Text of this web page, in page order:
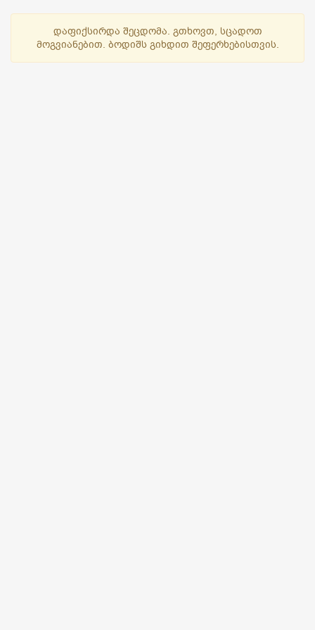
დაფიქსირდა შეცდომა. გთხოვთ, სცადოთ
მოგვიანებით. ბოდიშს გიხდით შეფერხებისთვის.